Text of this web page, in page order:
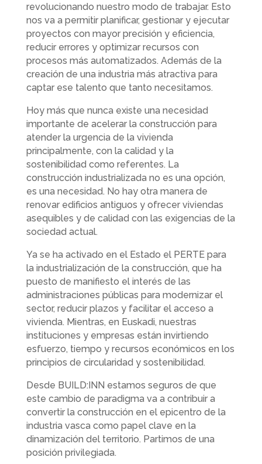
revolucionando nuestro modo de trabajar. Esto
nos va a permitir planificar, gestionar y ejecutar
proyectos con mayor precisión y eficiencia,
reducir errores y optimizar recursos con
procesos más automatizados. Además de la
creación de una industria más atractiva para
captar ese talento que tanto necesitamos.
Hoy más que nunca existe una necesidad
importante de acelerar la construcción para
atender la urgencia de la vivienda
principalmente, con la calidad y la
sostenibilidad como referentes. La
construcción industrializada no es una opción,
es una necesidad. No hay otra manera de
renovar edificios antiguos y ofrecer viviendas
asequibles y de calidad con las exigencias de la
sociedad actual.
Ya se ha activado en el Estado el PERTE para
la industrialización de la construcción, que ha
puesto de manifiesto el interés de las
administraciones públicas para modernizar el
sector, reducir plazos y facilitar el acceso a
vivienda. Mientras, en Euskadi, nuestras
instituciones y empresas están invirtiendo
esfuerzo, tiempo y recursos económicos en los
principios de circularidad y sostenibilidad.
Desde BUILD:INN estamos seguros de que
este cambio de paradigma va a contribuir a
convertir la construcción en el epicentro de la
industria vasca como papel clave en la
dinamización del territorio. Partimos de una
posición privilegiada.